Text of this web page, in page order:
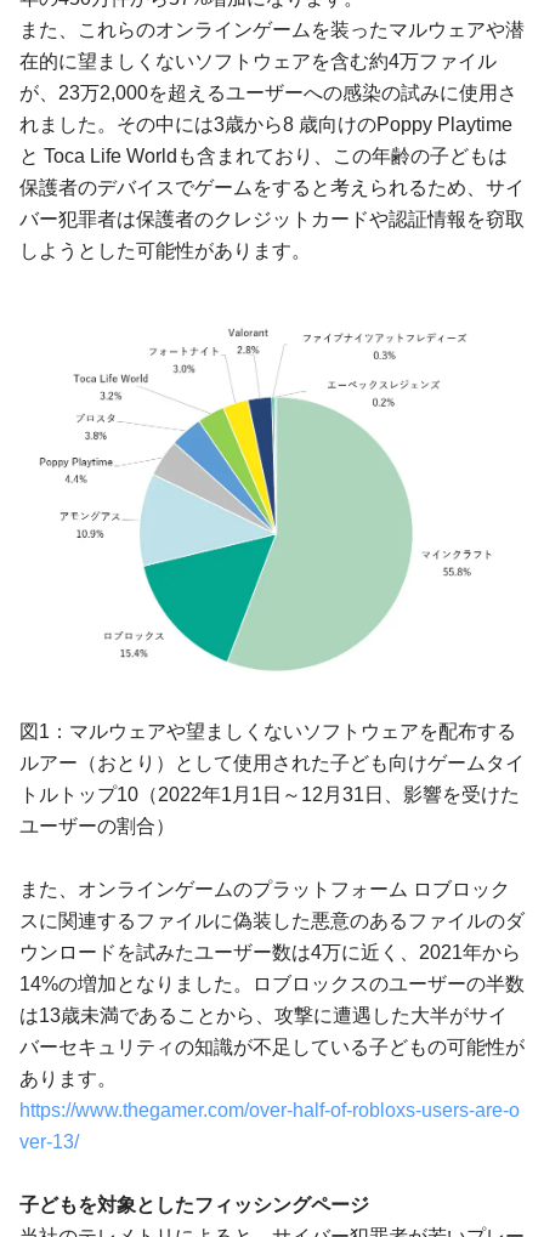
また、これらのオンラインゲームを装ったマルウェアや潜
在的に望ましくないソフトウェアを含む約4万ファイル
が、23万2,000を超えるユーザーへの感染の試みに使用さ
れました。その中には3歳から8 歳向けのPoppy Playtime
と Toca Life Worldも含まれており、この年齢の子どもは
保護者のデバイスでゲームをすると考えられるため、サイ
バー犯罪者は保護者のクレジットカードや認証情報を窃取
しようとした可能性があります。
図1：マルウェアや望ましくないソフトウェアを配布する
ルアー（おとり）として使用された子ども向けゲームタイ
トルトップ10（2022年1月1日～12月31日、影響を受けた
ユーザーの割合）
また、オンラインゲームのプラットフォーム ロブロック
スに関連するファイルに偽装した悪意のあるファイルのダ
ウンロードを試みたユーザー数は4万に近く、2021年から
14%の増加となりました。ロブロックスのユーザーの半数
は13歳未満であることから、攻撃に遭遇した大半がサイ
バーセキュリティの知識が不足している子どもの可能性が
あります。
https://www.thegamer.com/over-half-of-robloxs-users-are-o
ver-13/
子どもを対象としたフィッシングページ